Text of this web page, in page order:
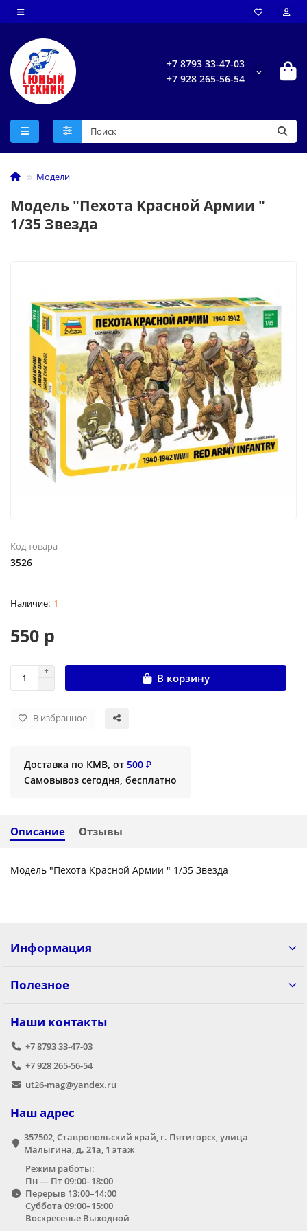
+7 8793 33-47-03
+7 928 265-56-54
Модели
Модель "Пехота Красной Армии "
1/35 Звезда
Код товара
3526
1
550 р
В корзину
В избранное
Доставка по КМВ, от 500 ₽
Самовывоз сегодня, бесплатно
Описание Отзывы
Модель "Пехота Красной Армии " 1/35 Звезда
Информация
Полезное
Наши контакты
+7 8793 33-47-03
+7 928 265-56-54
ut26-mag@yandex.ru
Наш адрес
357502, Ставропольский край, г. Пятигорск, улица
Малыгина, д. 21а,​ 1 этаж
Режим работы:
Пн — Пт 09:00–18:00
Перерыв 13:00–14:00
Суббота 09:00–15:00
Воскресенье Выходной